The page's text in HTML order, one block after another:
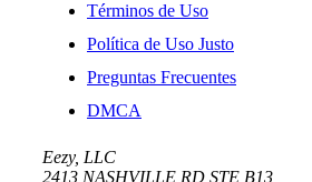
Términos de Uso
Política de Uso Justo
Preguntas Frecuentes
DMCA
Eezy, LLC
2413 NASHVILLE RD STE B13